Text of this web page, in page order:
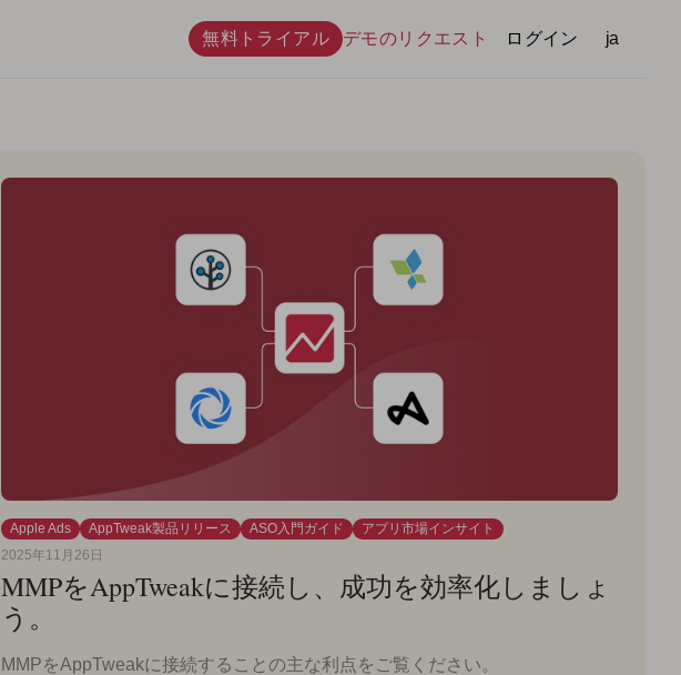
無料トライアル デモのリクエスト ログイン 言語
ja
Apple Ads AppTweak製品リリース ASO入門ガイド
アプリ市場インサイト
2025年11月26日
MMPをAppTweakに接続し、成功を効率化しましょ
う。
MMPをAppTweakに接続することの主な利点をご覧ください。